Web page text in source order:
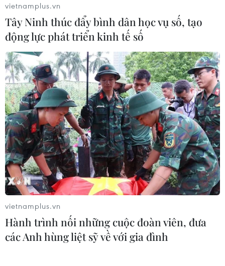
Thường trực Ban Bí thư Trần Cẩm Tú
tiếp Đại sứ Singapore Rajpal Singh
05/08/2026 14:54
Thủ tướng Lê Minh Hưng tiếp Bộ
trưởng Quốc phòng Malaysia
05/08/2026 11:31
Tổng Bí thư, Chủ tịch nước Tô Lâm:
Quan hệ Việt Nam-Malaysia ngày
càng phát triển năng động
05/08/2026 10:56
Chủ tịch Quốc hội kiêm Chủ
vietnamplus.vn
Tây Ninh thúc đẩy bình dân học vụ số, tạo
động lực phát triển kinh tế số
vietnamplus.vn
Hành trình nối những cuộc đoàn viên, đưa
các Anh hùng liệt sỹ về với gia đình